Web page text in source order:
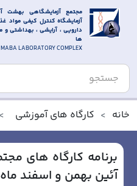
مجتمع آزمایشگاهی بهشت
آزمایشگاه کنترل کیفی مواد
دارویی ، آرایشی ، بهداشتی و
ها
MABA LABORATORY COMPLEX
خانه کارگاه های آموزشی
برنامه کارگاه های
آئین بهمن و اسفند ماه 1403